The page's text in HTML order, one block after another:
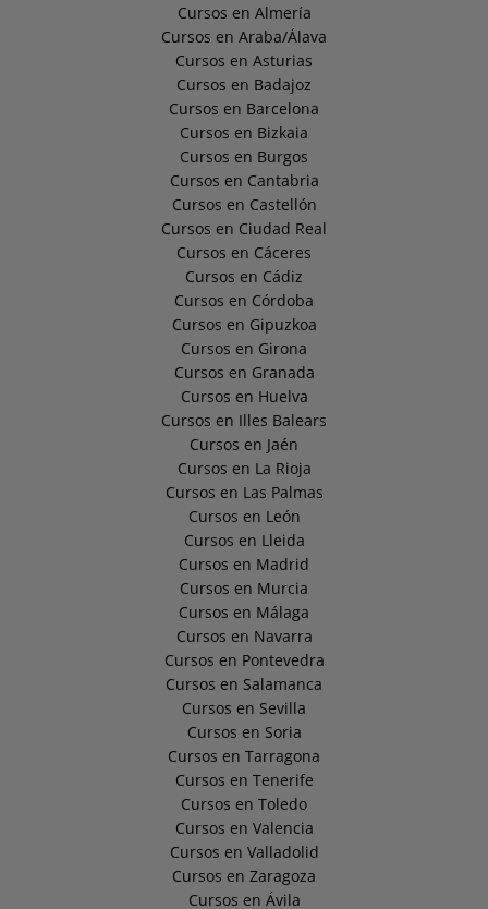
Cursos en Almería
Cursos en Araba/Álava
Cursos en Asturias
Cursos en Badajoz
Cursos en Barcelona
Cursos en Bizkaia
Cursos en Burgos
Cursos en Cantabria
Cursos en Castellón
Cursos en Ciudad Real
Cursos en Cáceres
Cursos en Cádiz
Cursos en Córdoba
Cursos en Gipuzkoa
Cursos en Girona
Cursos en Granada
Cursos en Huelva
Cursos en Illes Balears
Cursos en Jaén
Cursos en La Rioja
Cursos en Las Palmas
Cursos en León
Cursos en Lleida
Cursos en Madrid
Cursos en Murcia
Cursos en Málaga
Cursos en Navarra
Cursos en Pontevedra
Cursos en Salamanca
Cursos en Sevilla
Cursos en Soria
Cursos en Tarragona
Cursos en Tenerife
Cursos en Toledo
Cursos en Valencia
Cursos en Valladolid
Cursos en Zaragoza
Cursos en Ávila